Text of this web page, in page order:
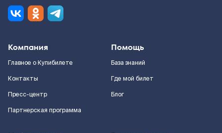
Компания
Главное о Купибилете
Контакты
Пресс-центр
Партнерская программа
Помощь
База знаний
Где мой билет
Блог